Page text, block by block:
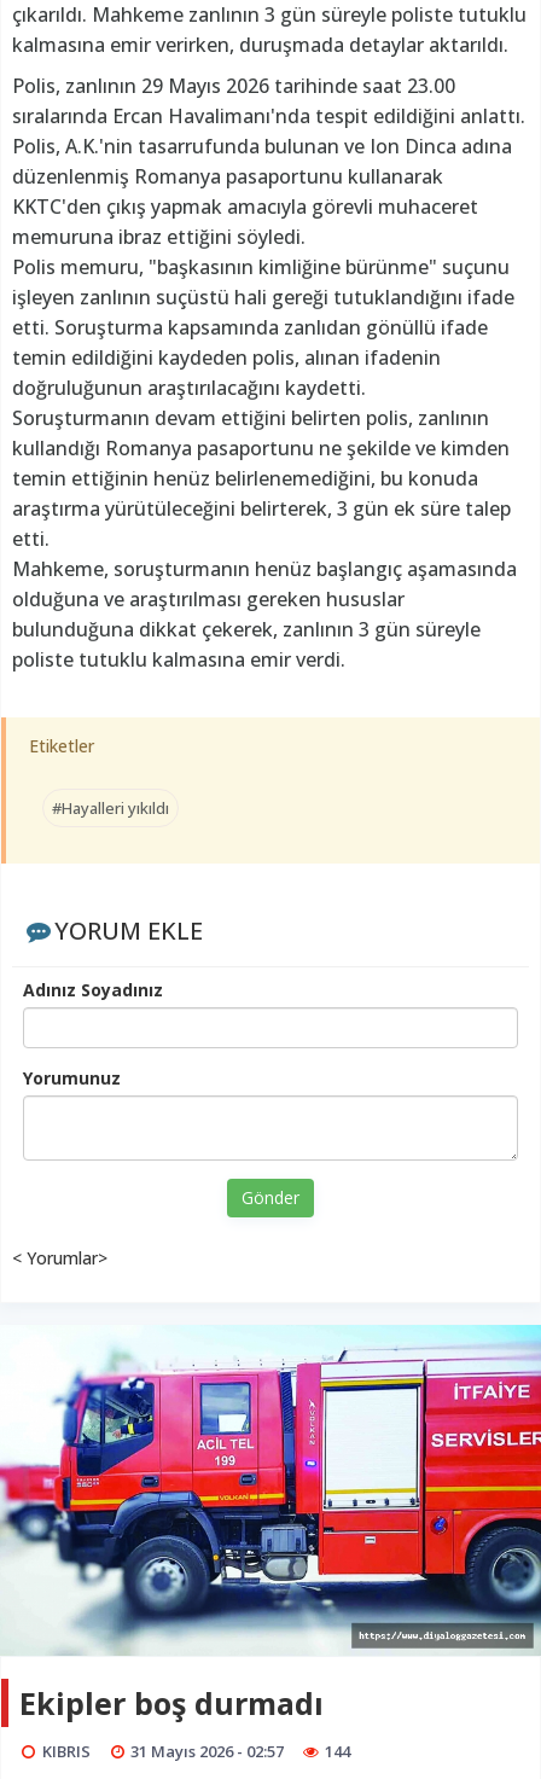
çıkarıldı. Mahkeme zanlının 3 gün süreyle poliste tutuklu
kalmasına emir verirken, duruşmada detaylar aktarıldı.
Polis, zanlının 29 Mayıs 2026 tarihinde saat 23.00
sıralarında Ercan Havalimanı'nda tespit edildiğini anlattı.
Polis, A.K.'nin tasarrufunda bulunan ve Ion Dinca adına
düzenlenmiş Romanya pasaportunu kullanarak
KKTC'den çıkış yapmak amacıyla görevli muhaceret
memuruna ibraz ettiğini söyledi.
Polis memuru, "başkasının kimliğine bürünme" suçunu
işleyen zanlının suçüstü hali gereği tutuklandığını ifade
etti. Soruşturma kapsamında zanlıdan gönüllü ifade
temin edildiğini kaydeden polis, alınan ifadenin
doğruluğunun araştırılacağını kaydetti.
Soruşturmanın devam ettiğini belirten polis, zanlının
kullandığı Romanya pasaportunu ne şekilde ve kimden
temin ettiğinin henüz belirlenemediğini, bu konuda
araştırma yürütüleceğini belirterek, 3 gün ek süre talep
etti.
Mahkeme, soruşturmanın henüz başlangıç aşamasında
olduğuna ve araştırılması gereken hususlar
bulunduğuna dikkat çekerek, zanlının 3 gün süreyle
poliste tutuklu kalmasına emir verdi.
Etiketler
#Hayalleri yıkıldı
YORUM EKLE
Adınız Soyadınız
Yorumunuz
Gönder
< Yorumlar>
Ekipler boş durmadı
KIBRIS 31 Mayıs 2026 - 02:57 144